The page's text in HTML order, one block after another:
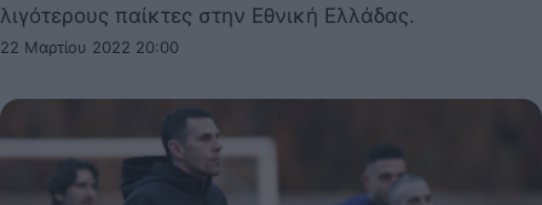
λιγότερους παίκτες στην Εθνική Ελλάδας.
22 Μαρτίου 2022 20:00